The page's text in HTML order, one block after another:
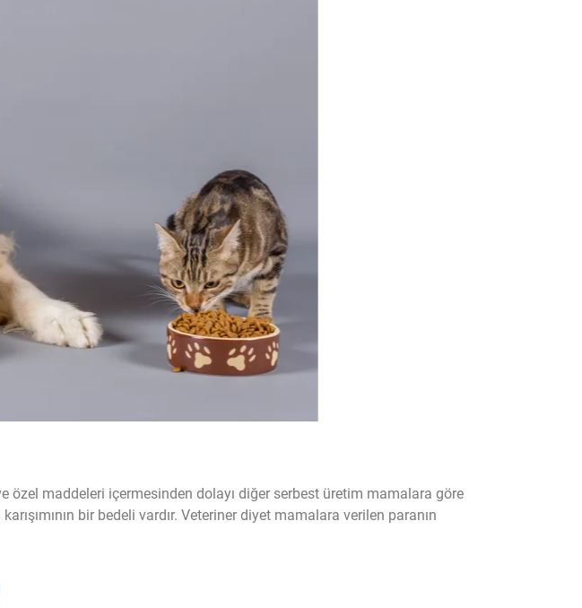
özel maddeleri içermesinden dolayı diğer serbest üretim mamalara göre
bir bedeli vardır. Veteriner diyet mamalara verilen paranın